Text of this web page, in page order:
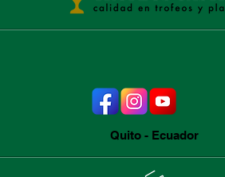
Quito - Ecuador